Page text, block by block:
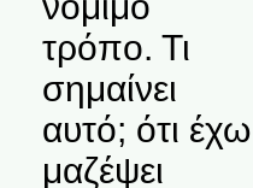
τρόπο. Τι
σημαίνει
αυτό; ότι έχω
μαζέψει